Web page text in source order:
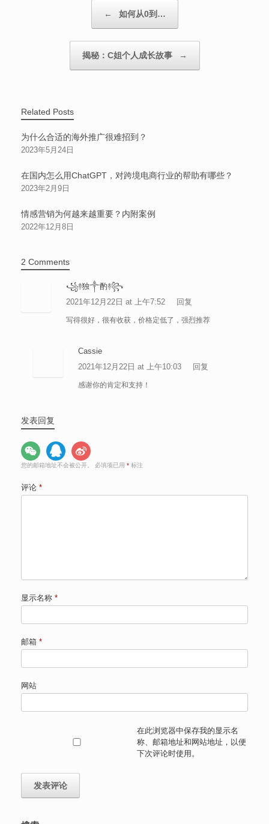
← 如何从0到…
揭秘：C姐个人成长故事 →
Related Posts
为什么合适的海外推广很难招到？
2023年5月24日
在国内怎么用ChatGPT，对跨境电商行业的帮助有哪些？
2023年2月9日
情感营销为何越来越重要？内附案例
2022年12月8日
2 Comments
꧁࿈独༒酌࿈꧂
2021年12月22日 at 上午7:52
回复
写得很好，很有收获，价格定低了，强烈推荐
Cassie
2021年12月22日 at 上午10:03
回复
感谢你的肯定和支持！
发表回复
您的邮箱地址不会被公开。 必填项已用 * 标注
评论 *
显示名称 *
邮箱 *
网站
在此浏览器中保存我的显示名
称、邮箱地址和网站地址，以便
下次评论时使用。